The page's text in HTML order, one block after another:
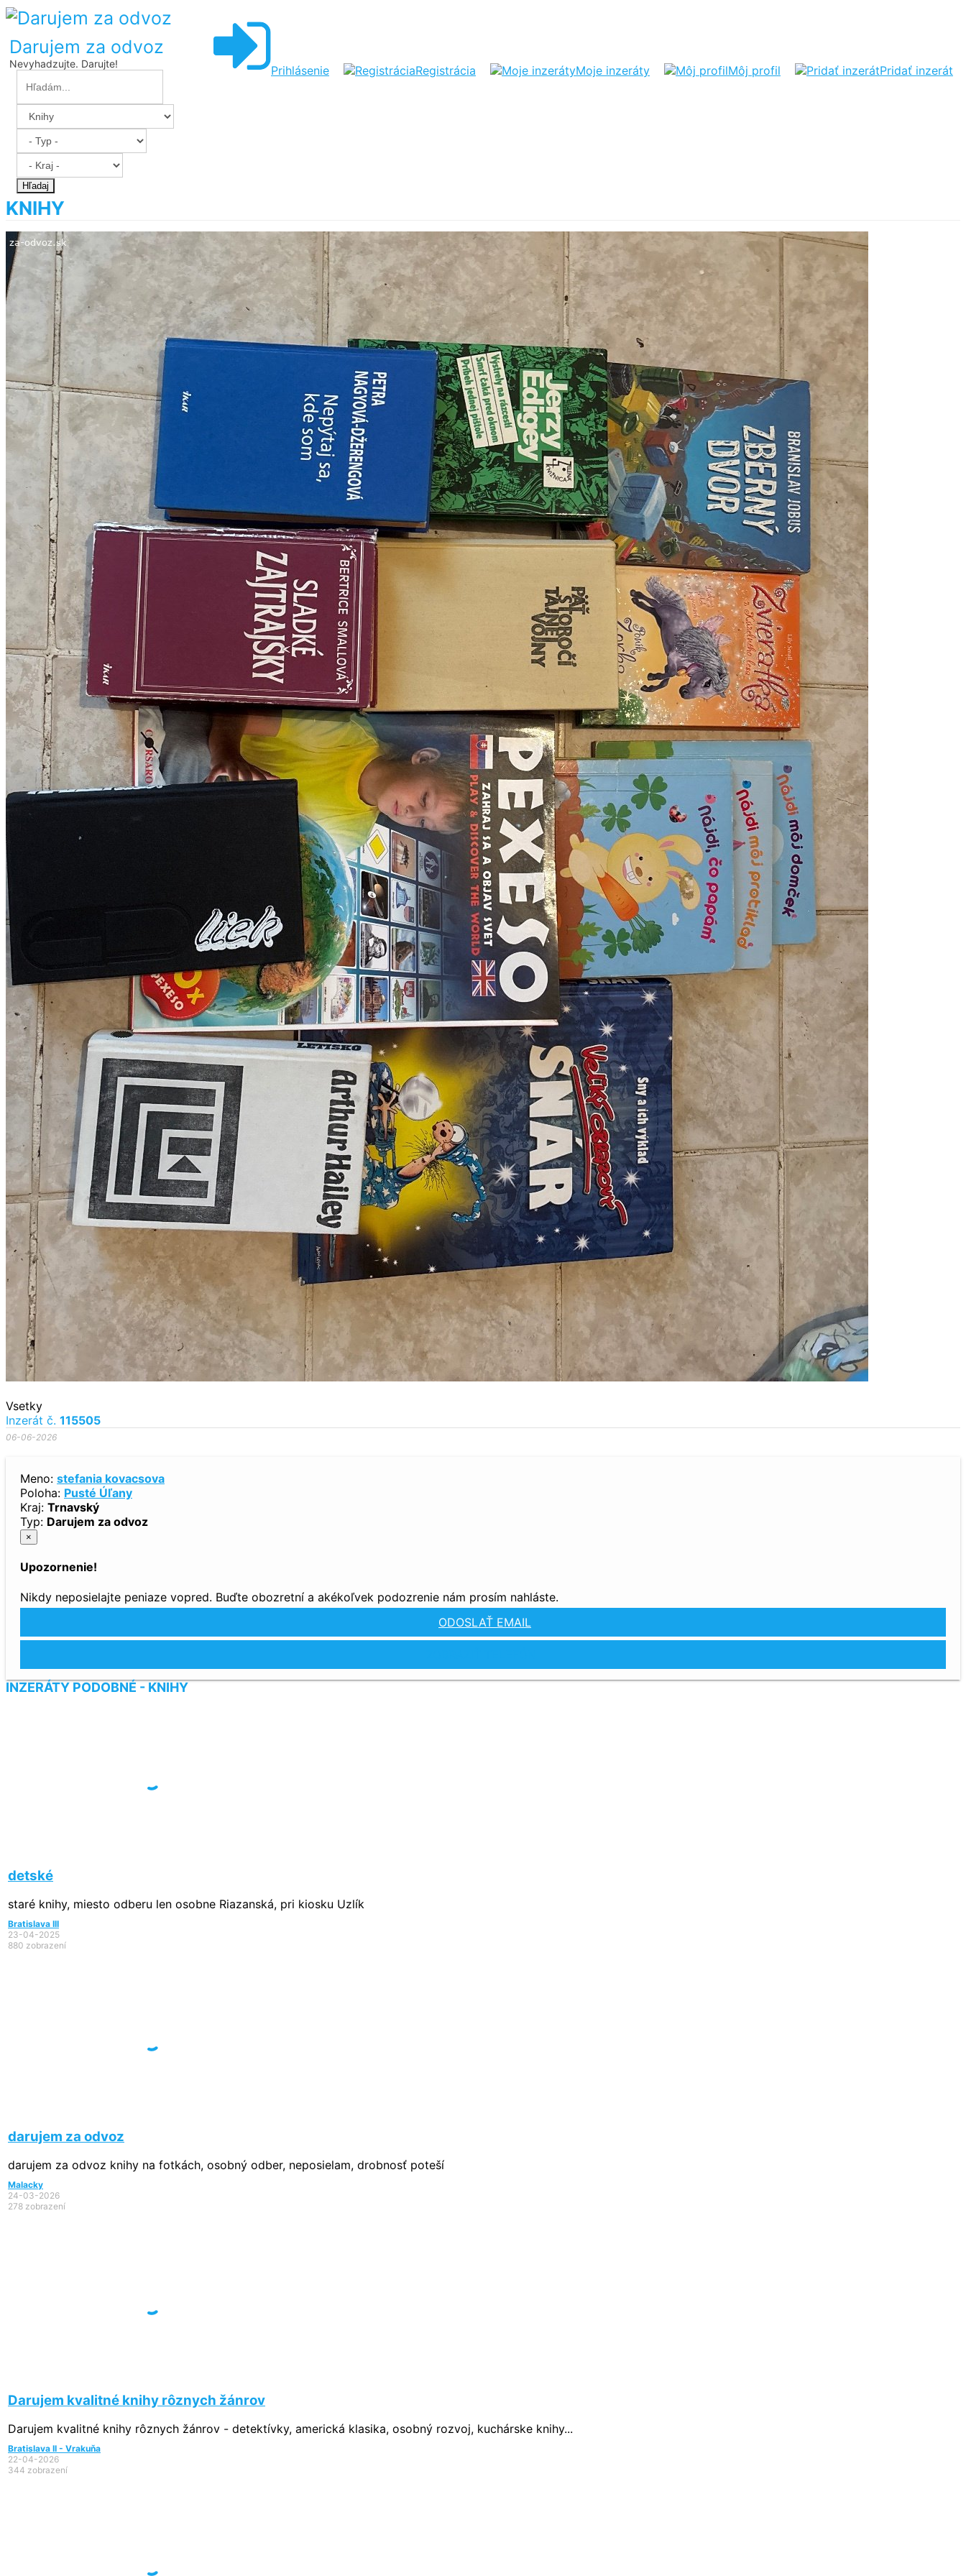
Prihlásenie Registrácia Moje inzeráty Môj profil Pridať inzerát
Darujem za odvoz
Nevyhadzujte. Darujte!
Hľadaj
KNIHY
Vsetky
Inzerát č. 115505
06-06-2026
Meno: stefania kovacsova
Poloha: Pusté Úľany
Kraj: Trnavský
Typ: Darujem za odvoz
×
Upozornenie!
Nikdy neposielajte peniaze vopred. Buďte obozretní a akékoľvek podozrenie nám prosím nahláste.
ODOSLAŤ EMAIL
INZERÁTY PODOBNÉ - KNIHY
detské
staré knihy, miesto odberu len osobne Riazanská, pri kiosku Uzlík
Bratislava III
23-04-2025
880 zobrazení
darujem za odvoz
darujem za odvoz knihy na fotkách, osobný odber, neposielam, drobnosť poteší
Malacky
24-03-2026
278 zobrazení
Darujem kvalitné knihy rôznych žánrov
Darujem kvalitné knihy rôznych žánrov - detektívky, americká klasika, osobný rozvoj, kuchárske knihy...
Bratislava II - Vrakuňa
22-04-2026
344 zobrazení